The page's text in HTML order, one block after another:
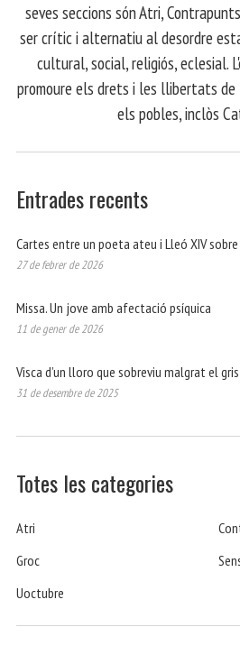
seves seccions són Atri,
ser crític i alternatiu al desordre
cultural, social, religiós, eclesial.
promoure els drets i les llibertats
els pobles, inclòs
Entrades recents
Cartes entre un poeta ateu i Lleó XIV
27 de febrer de 2026
Missa. Un jove amb afectació psíquica
11 de gener de 2026
Visca d’un lloro que sobreviu malgrat el
31 de desembre de 2025
Totes les categories
Atri
Groc
Uoctubre